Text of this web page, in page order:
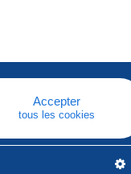
Accepter
tous les cookies